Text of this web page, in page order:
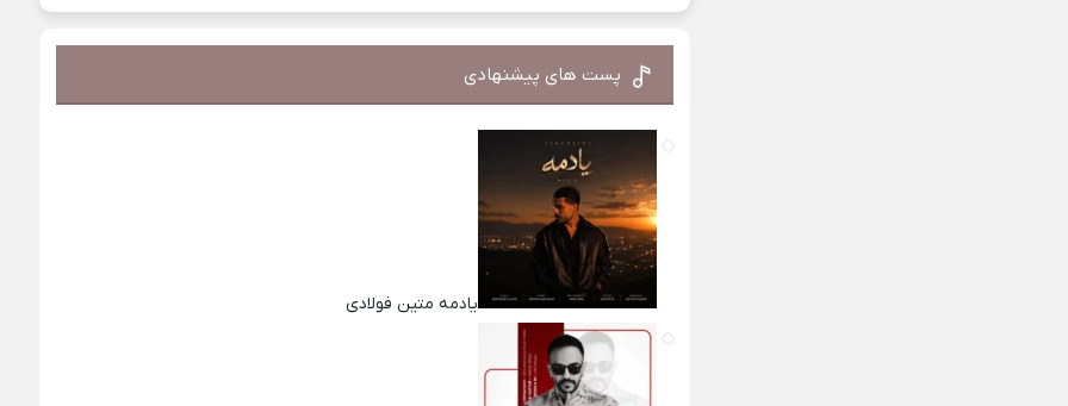
پست های پیشنهادی
یادمه متین فولادی